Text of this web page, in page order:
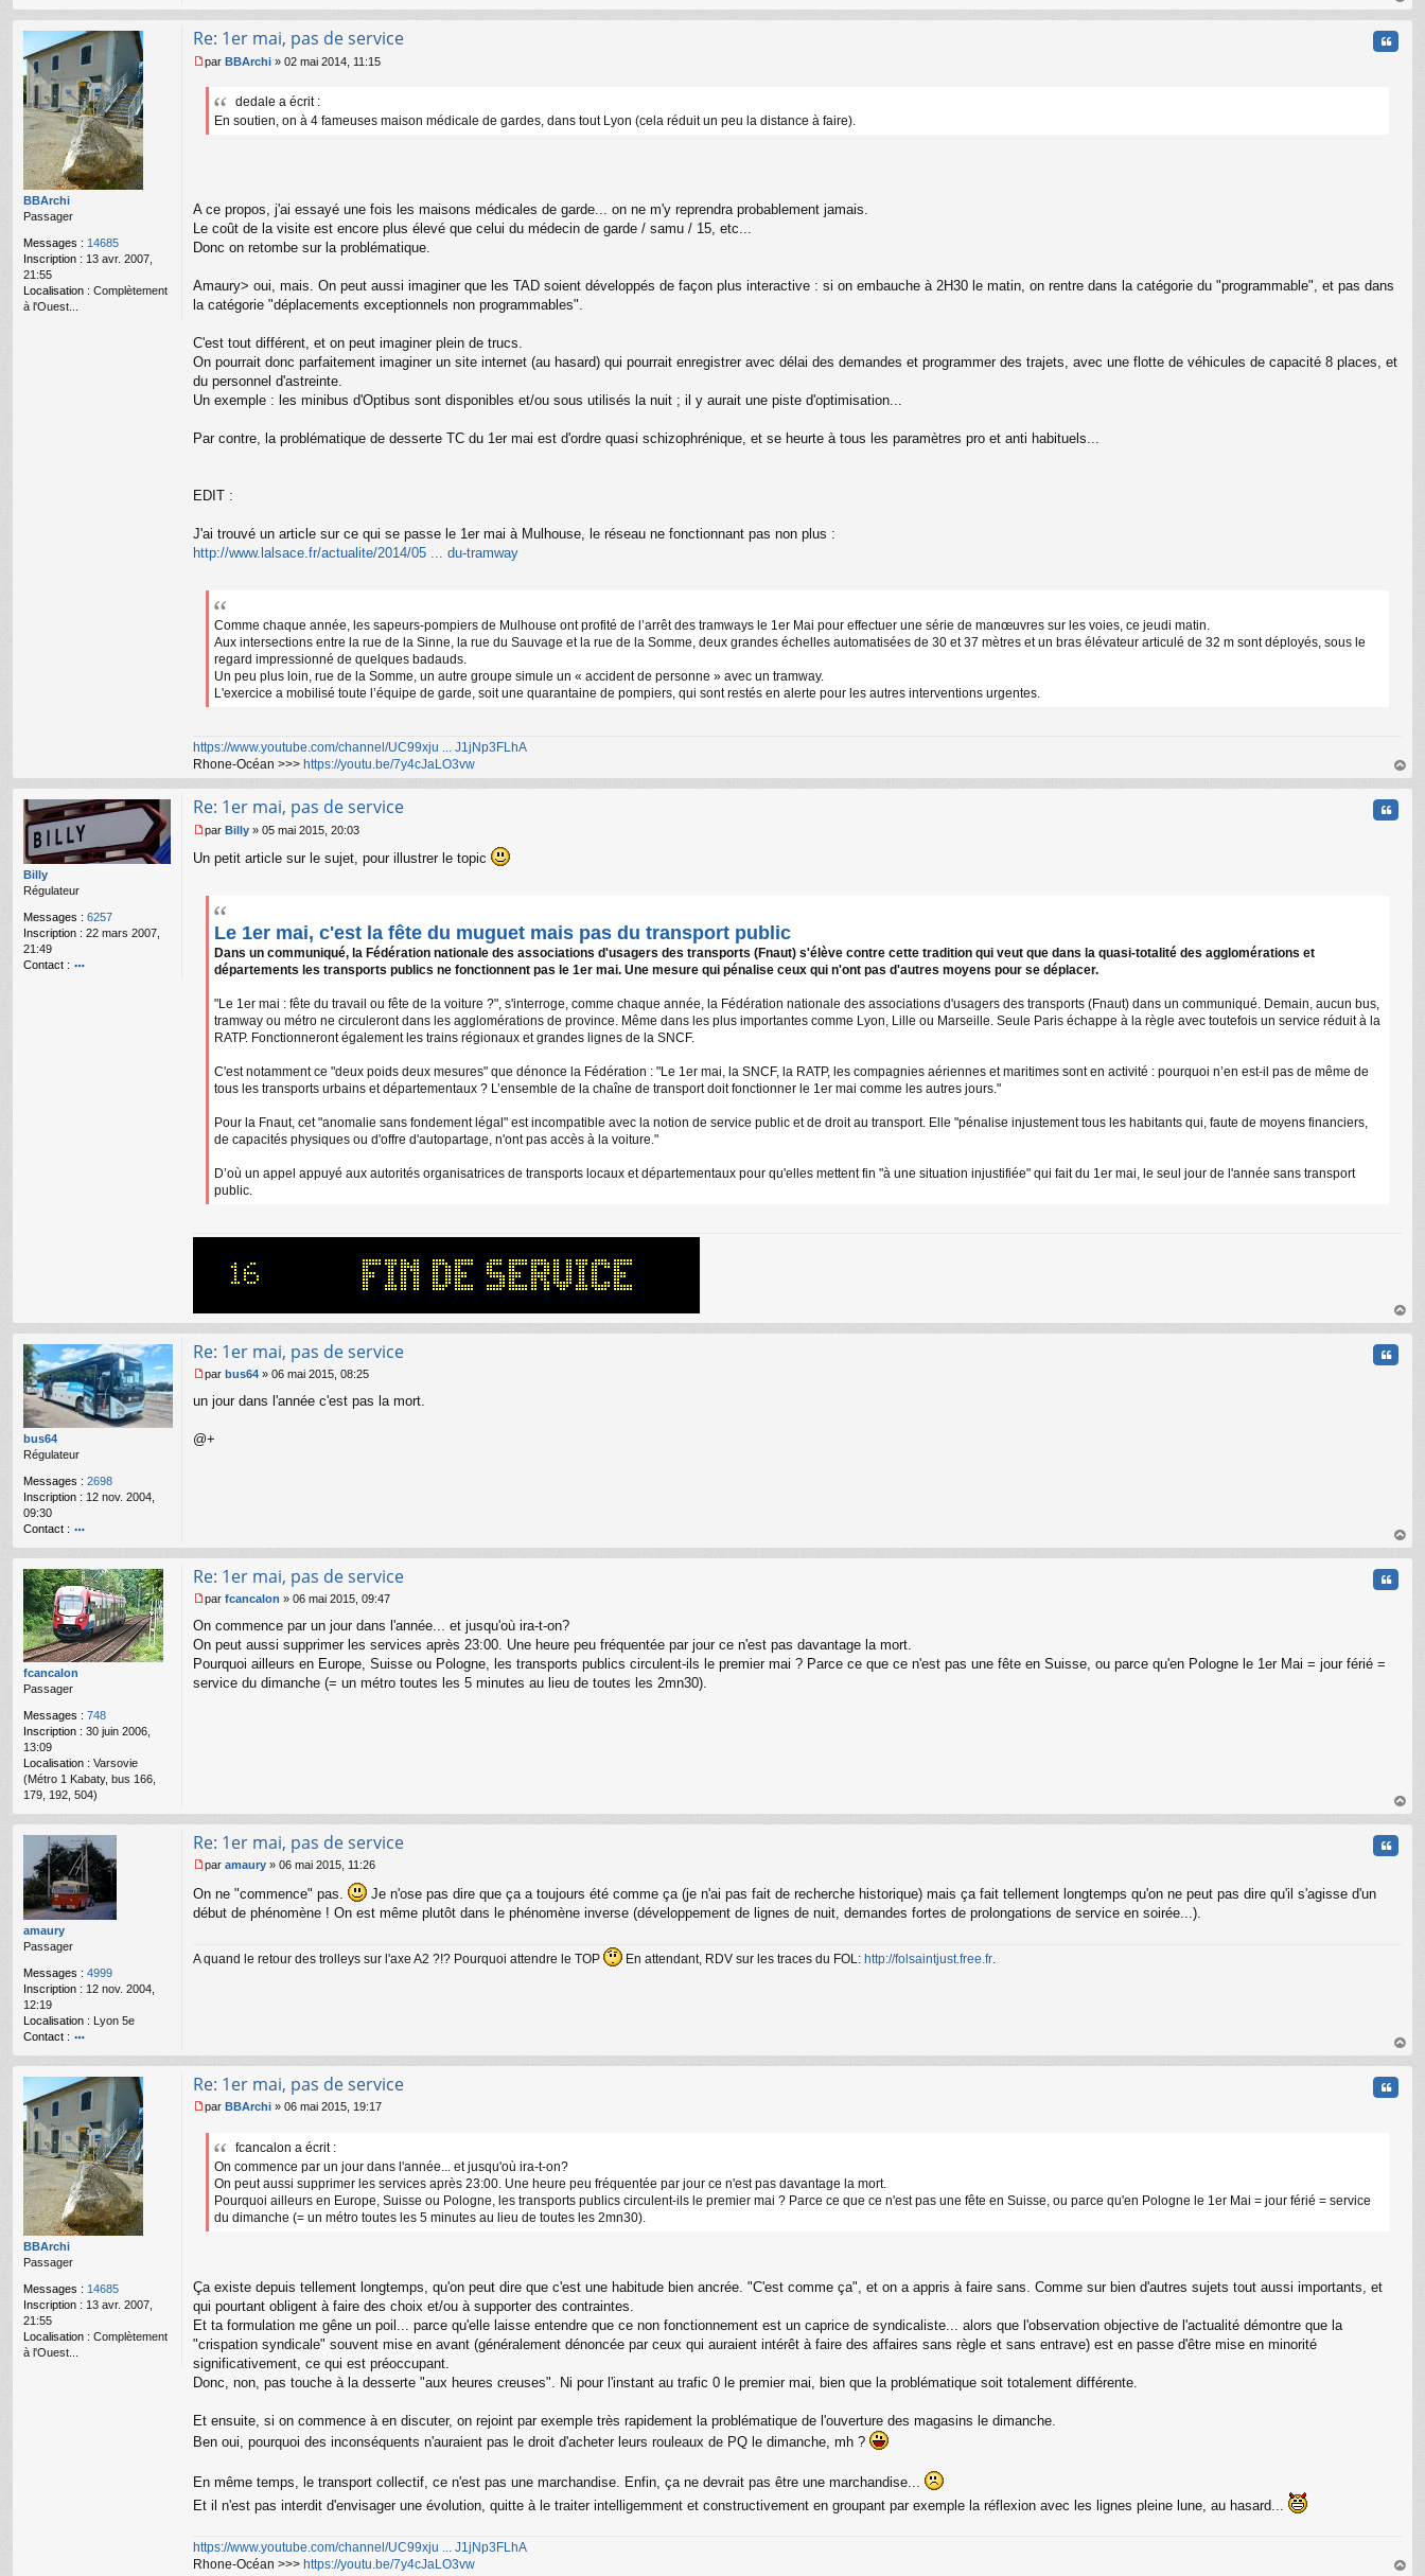
o
nt
ac
r
a
m
a
ur
y
au
BBArchi
Passager
Messages : 14685
Inscription : 13 avr. 2007,
21:55
Localisation : Complètement
à l'Ouest...
Re: 1er mai, pas de service
e
a
n
l
u
par BBArchi » 02 mai 2014, 11:15
dedale a écrit :
En soutien, on à 4 fameuses maison médicale de gardes, dans tout Lyon (cela réduit un peu la distance à faire).
A ce propos, j'ai essayé une fois les maisons médicales de garde... on ne m'y reprendra probablement jamais.
Le coût de la visite est encore plus élevé que celui du médecin de garde / samu / 15, etc...
Donc on retombe sur la problématique.
Amaury> oui, mais. On peut aussi imaginer que les TAD soient développés de façon plus interactive : si on embauche à 2H30 le matin, on rentre dans la catégorie du "programmable", et pas dans
la catégorie "déplacements exceptionnels non programmables".
C'est tout différent, et on peut imaginer plein de trucs.
On pourrait donc parfaitement imaginer un site internet (au hasard) qui pourrait enregistrer avec délai des demandes et programmer des trajets, avec une flotte de véhicules de capacité 8 places, et
du personnel d'astreinte.
Un exemple : les minibus d'Optibus sont disponibles et/ou sous utilisés la nuit ; il y aurait une piste d'optimisation...
Par contre, la problématique de desserte TC du 1er mai est d'ordre quasi schizophrénique, et se heurte à tous les paramètres pro et anti habituels...
EDIT :
J'ai trouvé un article sur ce qui se passe le 1er mai à Mulhouse, le réseau ne fonctionnant pas non plus :
http://www.lalsace.fr/actualite/2014/05 ... du-tramway
Comme chaque année, les sapeurs-pompiers de Mulhouse ont profité de l’arrêt des tramways le 1er Mai pour effectuer une série de manœuvres sur les voies, ce jeudi matin.
Aux intersections entre la rue de la Sinne, la rue du Sauvage et la rue de la Somme, deux grandes échelles automatisées de 30 et 37 mètres et un bras élévateur articulé de 32 m sont déployés, sous le
regard impressionné de quelques badauds.
Un peu plus loin, rue de la Somme, un autre groupe simule un « accident de personne » avec un tramway.
L'exercice a mobilisé toute l’équipe de garde, soit une quarantaine de pompiers, qui sont restés en alerte pour les autres interventions urgentes.
https://www.youtube.com/channel/UC99xju ... J1jNp3FLhA
Rhone-Océan >>> https://youtu.be/7y4cJaLO3vw
au
Billy
Régulateur
Messages : 6257
Inscription : 22 mars 2007,
21:49
Contact :
Re: 1er mai, pas de service
e
par Billy » 05 mai 2015, 20:03
Un petit article sur le sujet, pour illustrer le topic
Le 1er mai, c'est la fête du muguet mais pas du transport public
Dans un communiqué, la Fédération nationale des associations d'usagers des transports (Fnaut) s'élève contre cette tradition qui veut que dans la quasi-totalité des agglomérations et
départements les transports publics ne fonctionnent pas le 1er mai. Une mesure qui pénalise ceux qui n'ont pas d'autres moyens pour se déplacer.
"Le 1er mai : fête du travail ou fête de la voiture ?", s'interroge, comme chaque année, la Fédération nationale des associations d'usagers des transports (Fnaut) dans un communiqué. Demain, aucun bus,
tramway ou métro ne circuleront dans les agglomérations de province. Même dans les plus importantes comme Lyon, Lille ou Marseille. Seule Paris échappe à la règle avec toutefois un service réduit à la
RATP. Fonctionneront également les trains régionaux et grandes lignes de la SNCF.
C'est notamment ce "deux poids deux mesures" que dénonce la Fédération : "Le 1er mai, la SNCF, la RATP, les compagnies aériennes et maritimes sont en activité : pourquoi n’en est-il pas de même de
tous les transports urbains et départementaux ? L’ensemble de la chaîne de transport doit fonctionner le 1er mai comme les autres jours."
Pour la Fnaut, cet "anomalie sans fondement légal" est incompatible avec la notion de service public et de droit au transport. Elle "pénalise injustement tous les habitants qui, faute de moyens financiers,
de capacités physiques ou d'offre d'autopartage, n'ont pas accès à la voiture."
D’où un appel appuyé aux autorités organisatrices de transports locaux et départementaux pour qu'elles mettent fin "à une situation injustifiée" qui fait du 1er mai, le seul jour de l'année sans transport
public.
au
bus64
Régulateur
Messages : 2698
Inscription : 12 nov. 2004,
09:30
Contact :
o
nt
ac
te
r
b
u
s6
4
Re: 1er mai, pas de service
e
s
l
u
par bus64 » 06 mai 2015, 08:25
un jour dans l'année c'est pas la mort.
@+
au
fcancalon
Passager
Messages : 748
Inscription : 30 juin 2006,
13:09
Localisation : Varsovie
(Métro 1 Kabaty, bus 166,
179, 192, 504)
Re: 1er mai, pas de service
e
s
s
g
par fcancalon » 06 mai 2015, 09:47
On commence par un jour dans l'année... et jusqu'où ira-t-on?
On peut aussi supprimer les services après 23:00. Une heure peu fréquentée par jour ce n'est pas davantage la mort.
Pourquoi ailleurs en Europe, Suisse ou Pologne, les transports publics circulent-ils le premier mai ? Parce ce que ce n'est pas une fête en Suisse, ou parce qu'en Pologne le 1er Mai = jour férié =
service du dimanche (= un métro toutes les 5 minutes au lieu de toutes les 2mn30).
au
amaury
Passager
Messages : 4999
Inscription : 12 nov. 2004,
12:19
Localisation : Lyon 5e
Contact :
o
nt
ac
r
a
m
a
ur
y
Re: 1er mai, pas de service
e
s
g
par amaury » 06 mai 2015, 11:26
On ne "commence" pas.
Je n'ose pas dire que ça a toujours été comme ça (je n'ai pas fait de recherche historique) mais ça fait tellement longtemps qu'on ne peut pas dire qu'il s'agisse d'un
début de phénomène ! On est même plutôt dans le phénomène inverse (développement de lignes de nuit, demandes fortes de prolongations de service en soirée...).
A quand le retour des trolleys sur l'axe A2 ?!? Pourquoi attendre le TOP En attendant, RDV sur les traces du FOL: http://folsaintjust.free.fr.
au
BBArchi
Passager
Messages : 14685
Inscription : 13 avr. 2007,
21:55
Localisation : Complètement
à l'Ouest...
Re: 1er mai, pas de service
e
n
u
par BBArchi » 06 mai 2015, 19:17
fcancalon a écrit :
On commence par un jour dans l'année... et jusqu'où ira-t-on?
On peut aussi supprimer les services après 23:00. Une heure peu fréquentée par jour ce n'est pas davantage la mort.
Pourquoi ailleurs en Europe, Suisse ou Pologne, les transports publics circulent-ils le premier mai ? Parce ce que ce n'est pas une fête en Suisse, ou parce qu'en Pologne le 1er Mai = jour férié = service
du dimanche (= un métro toutes les 5 minutes au lieu de toutes les 2mn30).
Ça existe depuis tellement longtemps, qu'on peut dire que c'est une habitude bien ancrée. "C'est comme ça", et on a appris à faire sans. Comme sur bien d'autres sujets tout aussi importants, et
qui pourtant obligent à faire des choix et/ou à supporter des contraintes.
Et ta formulation me gêne un poil... parce qu'elle laisse entendre que ce non fonctionnement est un caprice de syndicaliste... alors que l'observation objective de l'actualité démontre que la
"crispation syndicale" souvent mise en avant (généralement dénoncée par ceux qui auraient intérêt à faire des affaires sans règle et sans entrave) est en passe d'être mise en minorité
significativement, ce qui est préoccupant.
Donc, non, pas touche à la desserte "aux heures creuses". Ni pour l'instant au trafic 0 le premier mai, bien que la problématique soit totalement différente.
Et ensuite, si on commence à en discuter, on rejoint par exemple très rapidement la problématique de l'ouverture des magasins le dimanche.
Ben oui, pourquoi des inconséquents n'auraient pas le droit d'acheter leurs rouleaux de PQ le dimanche, mh ?
En même temps, le transport collectif, ce n'est pas une marchandise. Enfin, ça ne devrait pas être une marchandise...
Et il n'est pas interdit d'envisager une évolution, quitte à le traiter intelligemment et constructivement en groupant par exemple la réflexion avec les lignes pleine lune, au hasard...
https://www.youtube.com/channel/UC99xju ... J1jNp3FLhA
Rhone-Océan >>> https://youtu.be/7y4cJaLO3vw